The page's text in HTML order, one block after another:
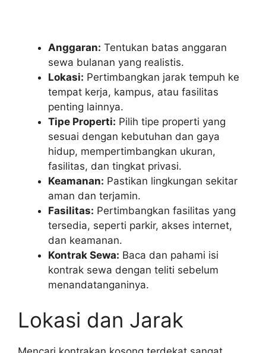
Anggaran: Tentukan batas anggaran
sewa bulanan yang realistis.
Lokasi: Pertimbangkan jarak tempuh ke
tempat kerja, kampus, atau fasilitas
penting lainnya.
Tipe Properti: Pilih tipe properti yang
sesuai dengan kebutuhan dan gaya
hidup, mempertimbangkan ukuran,
fasilitas, dan tingkat privasi.
Keamanan: Pastikan lingkungan sekitar
aman dan terjamin.
Fasilitas: Pertimbangkan fasilitas yang
tersedia, seperti parkir, akses internet,
dan keamanan.
Kontrak Sewa: Baca dan pahami isi
kontrak sewa dengan teliti sebelum
menandatanganinya.
Lokasi dan Jarak